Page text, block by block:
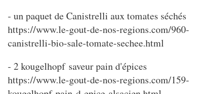
- un paquet de Canistrelli aux tomates séchés
https://www.le-gout-de-nos-regions.com/960-
canistrelli-bio-sale-tomate-sechee.html
- 2 kougelhopf saveur pain d'épices
https://www.le-gout-de-nos-regions.com/159-